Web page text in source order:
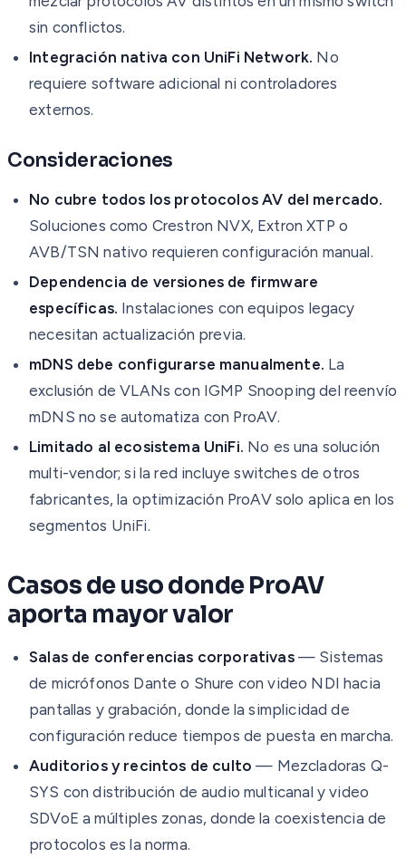
sin conflictos.
Integración nativa con UniFi Network. No
requiere software adicional ni controladores
externos.
Consideraciones
No cubre todos los protocolos AV del mercado.
Soluciones como Crestron NVX, Extron XTP o
AVB/TSN nativo requieren configuración manual.
Dependencia de versiones de firmware
específicas. Instalaciones con equipos legacy
necesitan actualización previa.
mDNS debe configurarse manualmente. La
exclusión de VLANs con IGMP Snooping del reenvío
mDNS no se automatiza con ProAV.
Limitado al ecosistema UniFi. No es una solución
multi-vendor; si la red incluye switches de otros
fabricantes, la optimización ProAV solo aplica en los
segmentos UniFi.
Casos de uso donde ProAV
aporta mayor valor
Salas de conferencias corporativas— Sistemas
de micrófonos Dante o Shure con video NDI hacia
pantallas y grabación, donde la simplicidad de
configuración reduce tiempos de puesta en marcha.
Auditorios y recintos de culto — Mezcladoras Q-
SYS con distribución de audio multicanal y video
SDVoE a múltiples zonas, donde la coexistencia de
protocolos es la norma.